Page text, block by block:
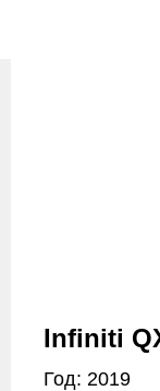
Infiniti
Год: 2019